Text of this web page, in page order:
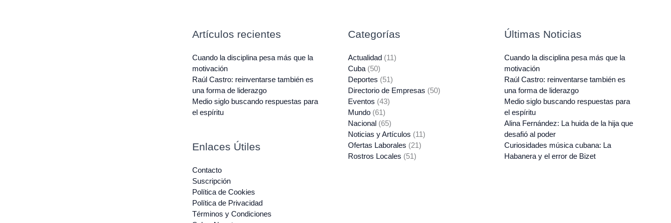
Artículos recientes
Cuando la disciplina pesa más que la
motivación
Raúl Castro: reinventarse también es
una forma de liderazgo
Medio siglo buscando respuestas para
el espíritu
Enlaces Útiles
Contacto
Suscripción
Política de Cookies
Política de Privacidad
Términos y Condiciones
Categorías
Actualidad (11)
Cuba (50)
Deportes (51)
Directorio de Empresas (50)
Eventos (43)
Mundo (61)
Nacional (65)
Noticias y Artículos (11)
Ofertas Laborales (21)
Rostros Locales (51)
Últimas Noticias
Cuando la disciplina pesa más que la
motivación
Raúl Castro: reinventarse también es
una forma de liderazgo
Medio siglo buscando respuestas para
el espíritu
Alina Fernández: La huida de la hija que
desafió al poder
Curiosidades música cubana: La
Habanera y el error de Bizet